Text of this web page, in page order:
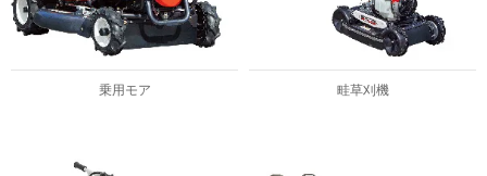
乗用モア 畦草刈機